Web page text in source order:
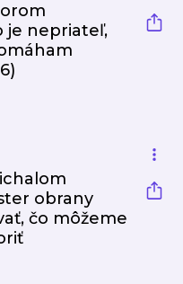
je nepriateľ,
obrany
čo môžeme